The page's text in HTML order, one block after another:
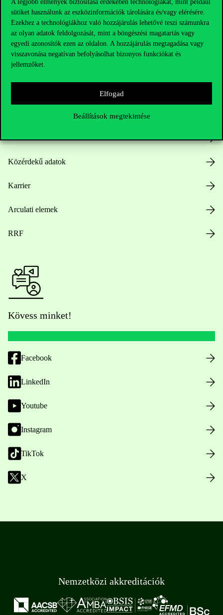
A legjobb élmények biztosítása érdekében technológiákat, mint például
sütiket használunk az eszközinformációk tárolására és/vagy elérésére.
Ezekhez a technológiákhoz való hozzájárulás lehetővé teszi számunkra
az olyan adatok feldolgozását, mint a böngészési magatartás vagy
egyedi azonosítók ezen az oldalon. A hozzájárulás megtagadása vagy
visszavonása negatívan befolyásolhat bizonyos funkciókat és
jellemzőket.
Elfogad
Beállítások megtekintése
Hasznos linkek
Házirend
Közérdekű adatok
Karrier
Arculati elemek
RRF
Kövess minket!
Facebook
LinkedIn
Youtube
Instagram
TikTok
X
Nemzetközi akkreditációk